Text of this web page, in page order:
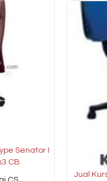
Senator I
CB
Jual